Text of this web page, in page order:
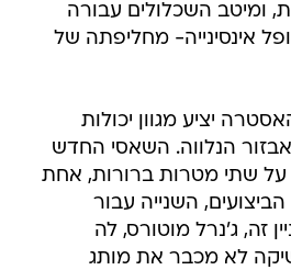
ומיטב השכלולים עבורה
אינסינייה- מחליפתה של
יציע מגוון יכולות
הנלווה. השאסי החדש
על שתי מטרות ברורות, אחת
השנייה עבור
זה, ג'נרל מוטורס, לה
לא מכבר את מותג